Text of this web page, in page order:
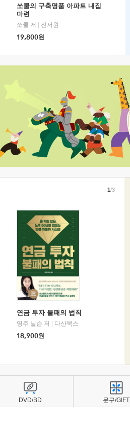
쏘쿨의 구축명품 아파트 내집
마련
쏘쿨 저
진서원
19,800원
연금 투자 불패의 법칙
영주 닐슨 저
다산북스
18,900원
1/3
DVD/BD 문구/GIFT